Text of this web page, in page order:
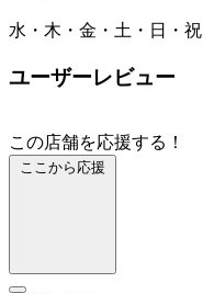
水・木・金・土・日・祝
ユーザーレビュー
この店舗を応援する！
ここから応援